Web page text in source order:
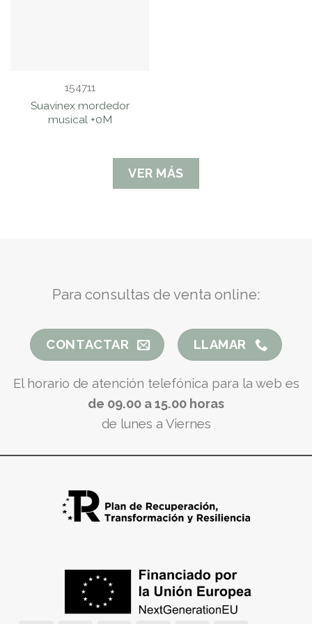
154711
Suavinex mordedor
musical +0M
VER MÁS
Para consultas de venta online:
CONTACTAR LLAMAR
El horario de atención telefónica para la web es
de 09.00 a 15.00 horas
de lunes a Viernes